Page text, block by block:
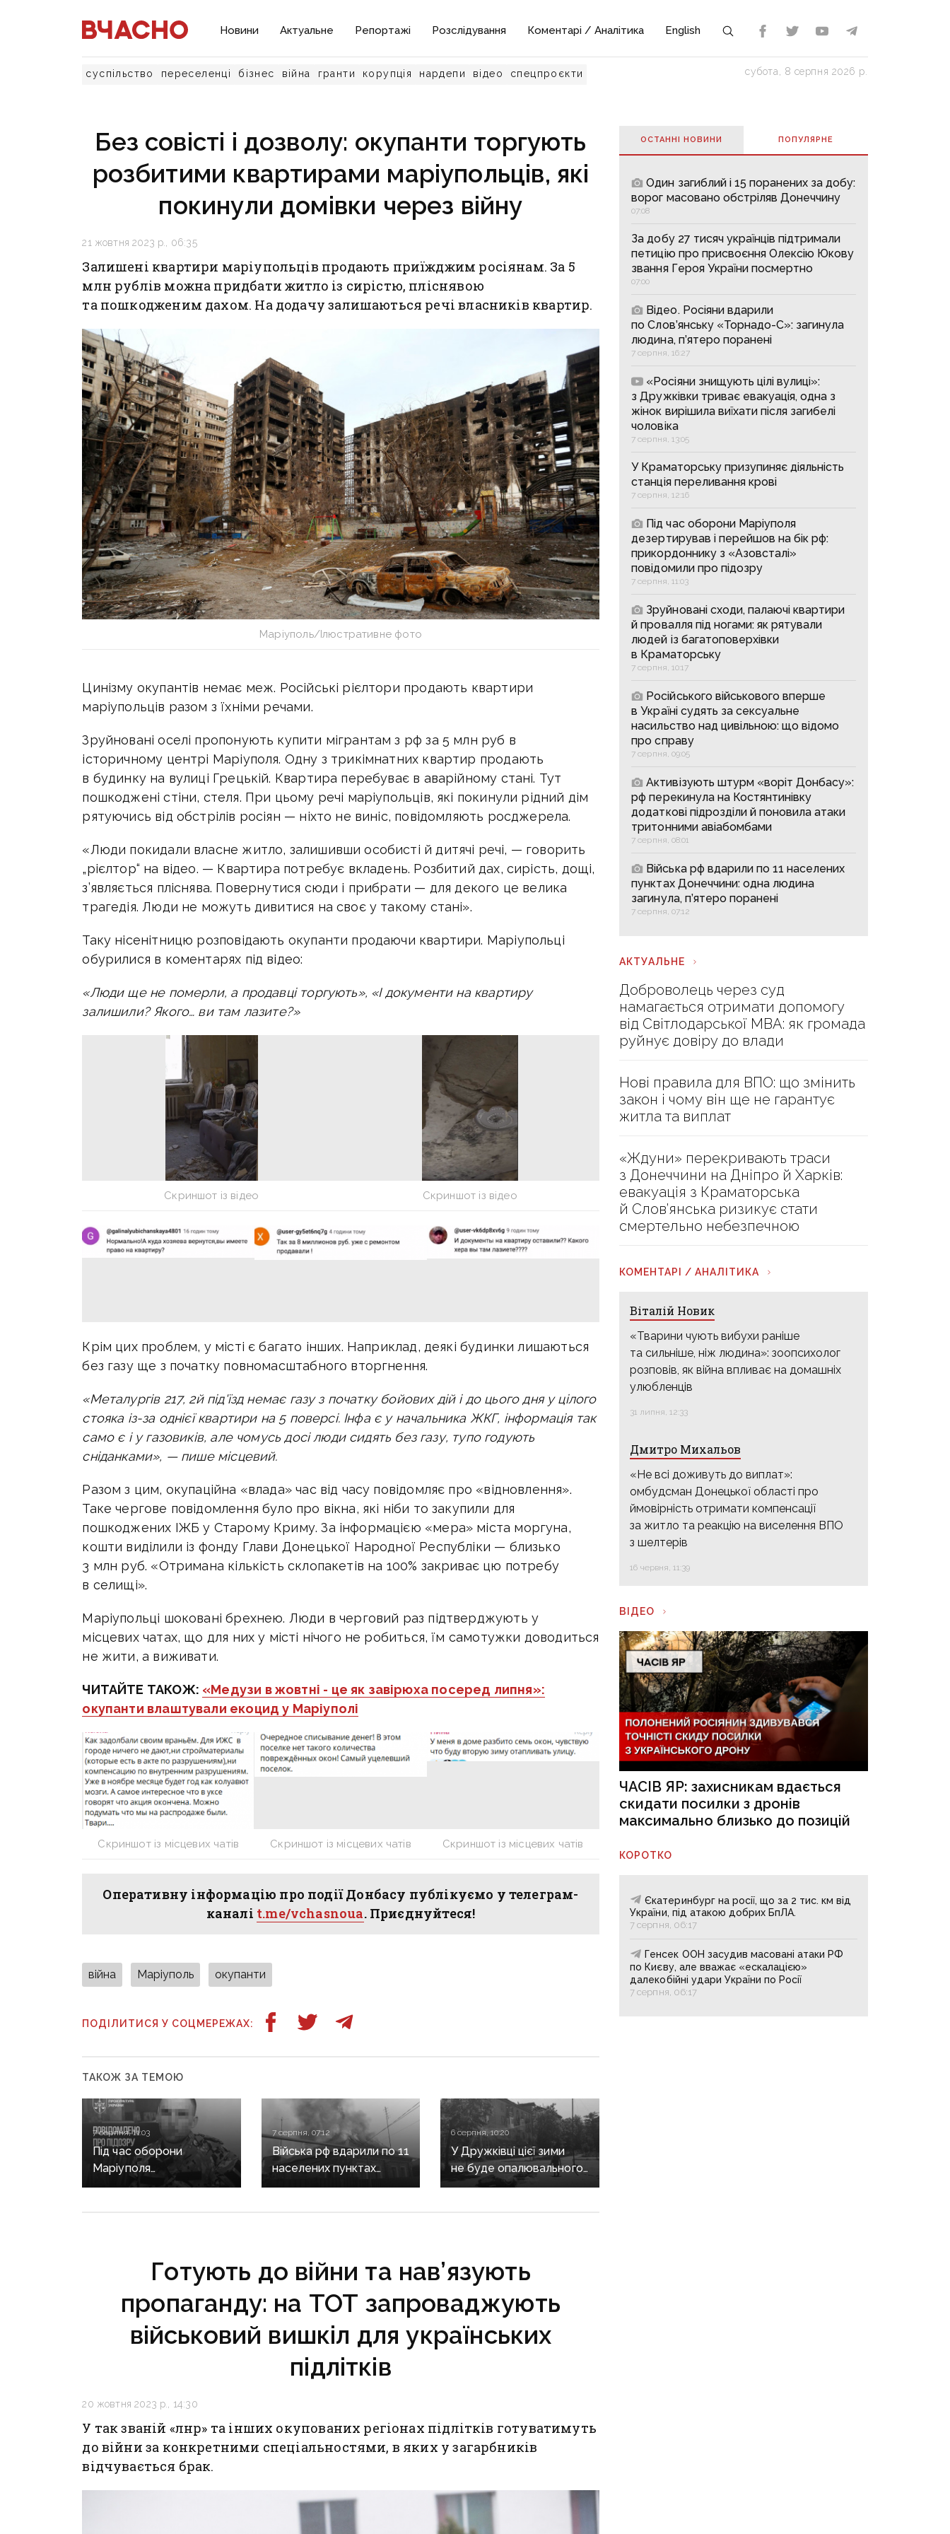
Новини Актуальне Репортажі Розслідування Коментарі / Аналітика English
суспільство переселенці бізнес війна гранти корупція нардепи відео спецпроєкти субота, 8 серпня 2026 р.
Без совісті і дозволу: окупанти торгують
розбитими квартирами маріупольців, які
покинули домівки через війну
21 жовтня 2023 р., 06:35
Залишені квартири маріупольців продають приїжджим росіянам. За 5
млн рублів можна придбати житло із сирістю, пліснявою
та пошкодженим дахом. На додачу залишаються речі власників квартир.
Маріуполь/Ілюстративне фото
Цинізму окупантів немає меж. Російські рієлтори продають квартири
маріупольців разом з їхніми речами.
Зруйновані оселі пропонують купити мігрантам з рф за 5 млн руб в
історичному центрі Маріуполя. Одну з трикімнатних квартир продають
в будинку на вулиці Грецькій. Квартира перебуває в аварійному стані. Тут
пошкоджені стіни, стеля. При цьому речі маріупольців, які покинули рідний дім
рятуючись від обстрілів росіян — ніхто не виніс, повідомляють росджерела.
«Люди покидали власне житло, залишивши особисті й дитячі речі, — говорить
„рієлтор“ на відео. — Квартира потребує вкладень. Розбитий дах, сирість, дощі,
з’являється пліснява. Повернутися сюди і прибрати — для декого це велика
трагедія. Люди не можуть дивитися на своє у такому стані».
Таку нісенітницю розповідають окупанти продаючи квартири. Маріупольці
обурилися в коментарях під відео:
«Люди ще не померли, а продавці торгують», «І документи на квартиру
залишили? Якого… ви там лазите?»
Скриншот із відео Скриншот із відео
Крім цих проблем, у місті є багато інших. Наприклад, деякі будинки лишаються
без газу ще з початку повномасштабного вторгнення.
«Металургів 217, 2й під'їзд немає газу з початку бойових дій і до цього дня у цілого
стояка із-за однієї квартири на 5 поверсі. Інфа є у начальника ЖКГ, інформація так
само є і у газовиків, але чомусь досі люди сидять без газу, тупо годують
сніданками», — пише місцевий.
Разом з цим, окупаційна «влада» час від часу повідомляє про «відновлення».
Таке чергове повідомлення було про вікна, які ніби то закупили для
пошкоджених ІЖБ у Старому Криму. За інформацією «мера» міста моргуна,
кошти виділили із фонду Глави Донецької Народної Республіки — близько
3 млн руб. «Отримана кількість склопакетів на 100% закриває цю потребу
в селищі».
Маріупольці шоковані брехнею. Люди в черговий раз підтверджують у
місцевих чатах, що для них у місті нічого не робиться, їм самотужки доводиться
не жити, а виживати.
ЧИТАЙТЕ ТАКОЖ: «Медузи в жовтні - це як завірюха посеред липня»:
окупанти влаштували екоцид у Маріуполі
Скриншот із місцевих чатів Скриншот із місцевих чатів Скриншот із місцевих чатів
Оперативну інформацію про події Донбасу публікуємо у телеграм-
каналі t.me/vchasnoua. Приєднуйтеся!
війна Маріуполь окупанти
ПОДІЛИТИСЯ У СОЦМЕРЕЖАХ:
ТАКОЖ ЗА ТЕМОЮ
7 серпня, 11:03
Під час оборони
Маріуполя
дезертирував і
7 серпня, 07:12
Війська рф вдарили по 11
населених пунктах
Донеччини: одна людина
6 серпня, 10:20
У Дружківці цієї зими
не буде опалювального
сезону: фронт
Готують до війни та нав’язують
пропаганду: на ТОТ запроваджують
військовий вишкіл для українських
підлітків
20 жовтня 2023 р., 14:30
У так званій «лнр» та інших окупованих регіонах підлітків готуватимуть
до війни за конкретними спеціальностями, в яких у загарбників
відчувається брак.
ОСТАННІ НОВИНИ ПОПУЛЯРНE
Один загиблий і 15 поранених за добу:
ворог масовано обстріляв Донеччину
07:08
За добу 27 тисяч українців підтримали
петицію про присвоєння Олексію Юкову
звання Героя України посмертно
07:00
Відео. Росіяни вдарили
по Слов’янську «Торнадо-С»: загинула
людина, п’ятеро поранені
7 серпня, 16:27
«Росіяни знищують цілі вулиці»:
з Дружківки триває евакуація, одна з
жінок вирішила виїхати після загибелі
чоловіка
7 серпня, 13:05
У Краматорську призупиняє діяльність
станція переливання крові
7 серпня, 12:16
Під час оборони Маріуполя
дезертирував і перейшов на бік рф:
прикордоннику з «Азовсталі»
повідомили про підозру
7 серпня, 11:03
Зруйновані сходи, палаючі квартири
й провалля під ногами: як рятували
людей із багатоповерхівки
в Краматорську
7 серпня, 10:17
Російського військового вперше
в Україні судять за сексуальне
насильство над цивільною: що відомо
про справу
7 серпня, 09:05
Активізують штурм «воріт Донбасу»:
рф перекинула на Костянтинівку
додаткові підрозділи й поновила атаки
тритонними авіабомбами
7 серпня, 08:01
Війська рф вдарили по 11 населених
пунктах Донеччини: одна людина
загинула, п’ятеро поранені
7 серпня, 07:12
АКТУАЛЬНЕ
Доброволець через суд
намагається отримати допомогу
від Світлодарської МВА: як громада
руйнує довіру до влади
Нові правила для ВПО: що змінить
закон і чому він ще не гарантує
житла та виплат
«Ждуни» перекривають траси
з Донеччини на Дніпро й Харків:
евакуація з Краматорська
й Слов’янська ризикує стати
смертельно небезпечною
КОМЕНТАРІ / АНАЛІТИКА
Віталій Новик
«Тварини чують вибухи раніше
та сильніше, ніж людина»: зоопсихолог
розповів, як війна впливає на домашніх
улюбленців
31 липня, 12:33
Дмитро Михальов
«Не всі доживуть до виплат»:
омбудсман Донецької області про
ймовірність отримати компенсації
за житло та реакцію на виселення ВПО
з шелтерів
16 червня, 11:39
ВІДЕО
ЧАСІВ ЯР: захисникам вдається
скидати посилки з дронів
максимально близько до позицій
КОРОТКО
Єкатеринбург на росії, що за 2 тис. км від
України, під атакою добрих БпЛА.
7 серпня, 06:17
Генсек ООН засудив масовані атаки РФ
по Києву, але вважає «ескалацією»
далекобійні удари України по Росії
7 серпня, 06:17